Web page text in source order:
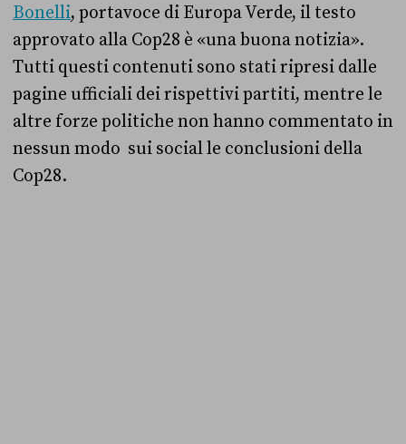
Bonelli, portavoce di Europa Verde, il testo
approvato alla Cop28 è «una buona notizia».
Tutti questi contenuti sono stati ripresi dalle
pagine ufficiali dei rispettivi partiti, mentre le
altre forze politiche non hanno commentato in
nessun modo sui social le conclusioni della
Cop28.